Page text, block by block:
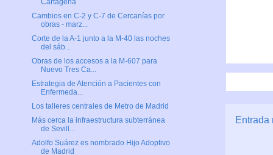
Entrada
Cartagena
Cambios en C-2 y C-7 de Cercanías por
obras - marz...
Corte de la A-1 junto a la M-40 las noches
del sáb...
Obras de los accesos a la M-607 para
Nuevo Tres Ca...
Estrategia de Atención a Pacientes con
Enfermeda...
Los talleres centrales de Metro de Madrid
Más cerca la infraestructura subterránea
de Sevill...
Adolfo Suárez es nombrado Hijo Adoptivo
de Madrid